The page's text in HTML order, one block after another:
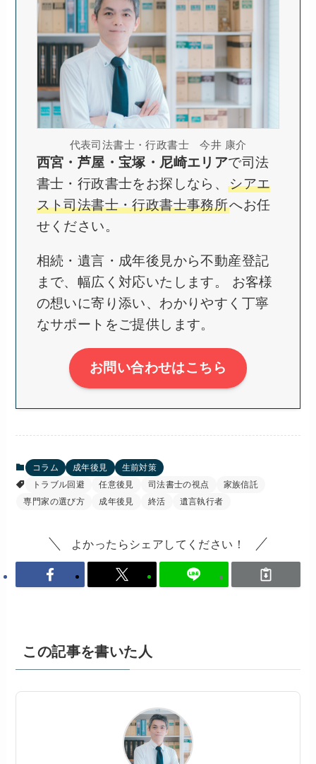
代表司法書士・行政書士 今井 康介
西宮・芦屋・宝塚・尼崎エリアで司法
書士・行政書士をお探しなら、シアエ
スト司法書士・行政書士事務所へお任
せください。
相続・遺言・成年後見から不動産登記
まで、幅広く対応いたします。 お客様
の想いに寄り添い、わかりやすく丁寧
なサポートをご提供します。
お問い合わせはこちら
コラム 成年後見
生前対策
トラブル回避
任意後見 司法書士の視点
家族信託
専門家の選び方
成年後見 終活 遺言執行者
よかったらシェアしてください！
この記事を書いた人